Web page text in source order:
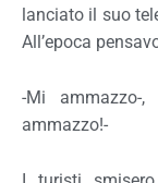
lanciato il suo
All’epoca
-Mi ammazzo-
ammazzo!-